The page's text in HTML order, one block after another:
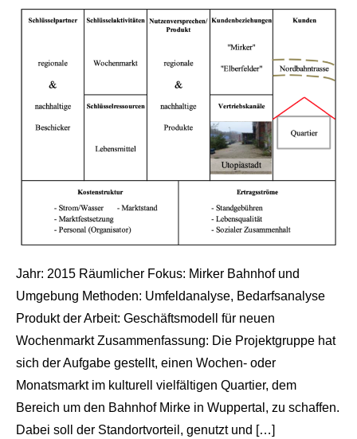
Jahr: 2015 Räumlicher Fokus: Mirker Bahnhof und
Umgebung Methoden: Umfeldanalyse, Bedarfsanalyse
Produkt der Arbeit: Geschäftsmodell für neuen
Wochenmarkt Zusammenfassung: Die Projektgruppe hat
sich der Aufgabe gestellt, einen Wochen- oder
Monatsmarkt im kulturell vielfältigen Quartier, dem
Bereich um den Bahnhof Mirke in Wuppertal, zu schaffen.
Dabei soll der Standortvorteil, genutzt und […]